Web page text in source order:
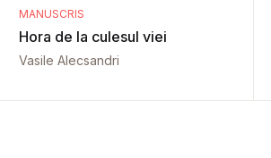
MANUSCRIS
Hora de la culesul viei
Vasile Alecsandri